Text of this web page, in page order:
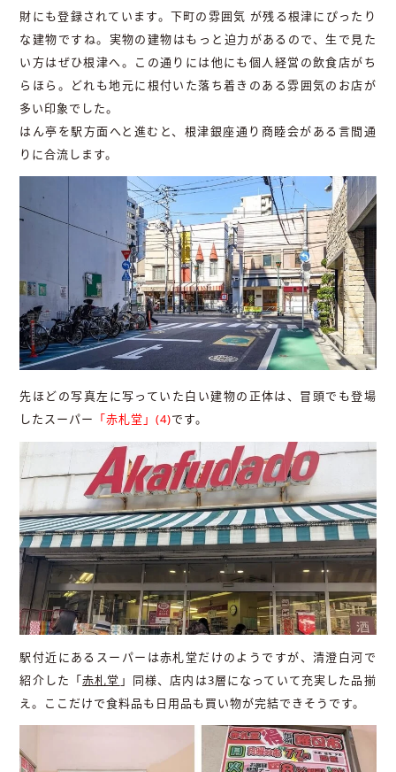
財にも登録されています。下町の雰囲気 が残る根津にぴったり
な建物ですね。実物の建物はもっと迫力があるので、生で見た
い方はぜひ根津へ。この通りには他にも個人経営の飲食店がち
らほら。どれも地元に根付いた落ち着きのある雰囲気のお店が
多い印象でした。
はん亭を駅方面へと進むと、根津銀座通り商睦会がある言間通
りに合流します。
先ほどの写真左に写っていた白い建物の正体は、冒頭でも登場
したスーパー 「赤札堂」(4)です。
駅付近にあるスーパーは赤札堂だけのようですが、清澄白河で
紹介した「赤札堂 」同様、店内は3層になっていて充実した品揃
え。ここだけで食料品も日用品も買い物が完結できそうです。